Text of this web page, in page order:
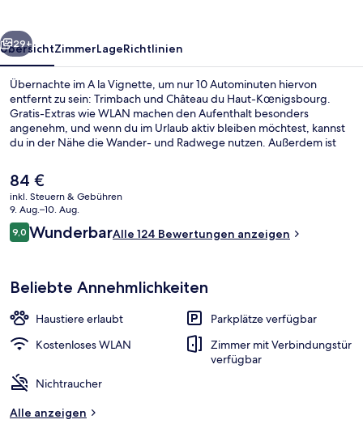
Weiter
29+
ÜbersichtZimmerLageRichtlinien
Übernachte im A la Vignette, um nur 10 Autominuten hiervon
entfernt zu sein: Trimbach und Château du Haut-Kœnigsbourg.
Gratis-Extras wie WLAN machen den Aufenthalt besonders
angenehm, und wenn du im Urlaub aktiv bleiben möchtest, kannst
du in der Nähe die Wander- und Radwege nutzen. Außerdem ist
und Casino Barrière de Ribeauvillé.
Der
aktuelle
Preis
beträgt
84 €.
84 €
inkl. Steuern & Gebühren
9. Aug.–10. Aug.
Bewertungen
9,09,0 von 10.
WunderbarAlle 124 Bewertungen anzeigen
Beliebte Annehmlichkeiten
Haustiere erlaubt
Parkplätze verfügbar
Kostenloses WLAN
Zimmer mit Verbindungstür
verfügbar
Nichtraucher
Alle anzeigen